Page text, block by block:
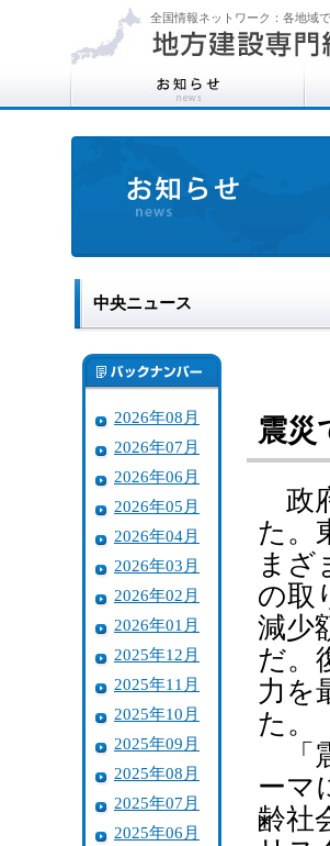
全国情報ネットワーク：各地域
中央ニュース
2026年08月
2026年07月
2026年06月
2026年05月
2026年04月
2026年03月
2026年02月
2026年01月
2025年12月
2025年11月
2025年10月
2025年09月
2025年08月
2025年07月
2025年06月
震災
政
た。
まざ
の取
減少
だ。
力を
た。
「
ーマ
齢社